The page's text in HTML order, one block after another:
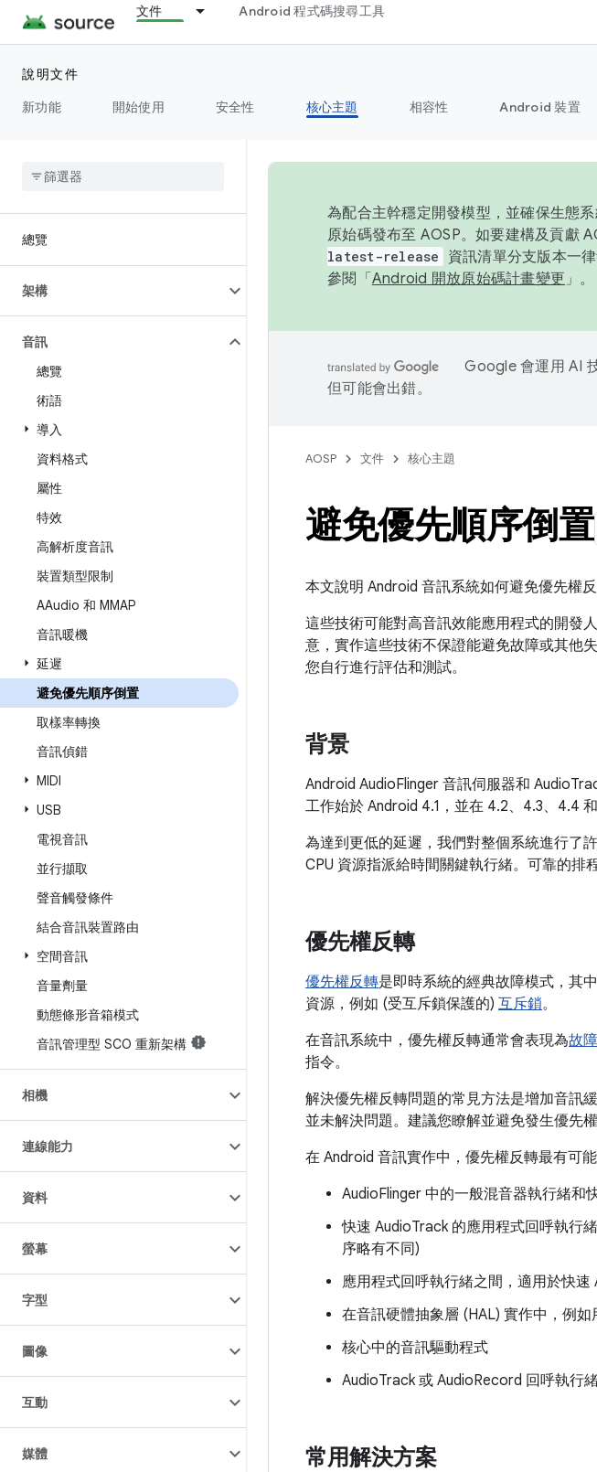
文件 Android 程式碼搜尋工具
說明文件
新功能
開始使用 安全性 核心主題 相容性 Android 裝置
總覽
架構
音訊
總覽
術語
導入
資料格式
屬性
特效
高解析度音訊
裝置類型限制
AAudio 和 MMAP
音訊暖機
延遲
避免優先順序倒置
取樣率轉換
音訊偵錯
MIDI
USB
電視音訊
並行擷取
聲音觸發條件
結合音訊裝置路由
空間音訊
音量劑量
動態條形音箱模式
音訊管理型 SCO 重新架構
相機
連線能力
資料
螢幕
字型
圖像
互動
媒體
為配合主幹穩定開發模型，並確保生態
原始碼發布至 AOSP。如要建構及貢獻
latest-release
資訊清單分支版本一
參閱「 Android 開放原始碼計畫變更 」。
Google 會運用 AI
但可能會出錯。
AOSP 文件 核心主題
避免優先順序倒置
本文說明 Android 音訊系統如何避免優先權
這些技術可能對高音訊效能應用程式的開發
意，實作這些技術不保證能避免故障或其他
您自行進行評估和測試。
背景
Android AudioFlinger 音訊伺服器和
工作始於 Android 4.1，並在 4.2、4.3、4.4
為達到更低的延遲，我們對整個系統進行了
CPU 資源指派給時間關鍵執行緒。可靠的排
優先權反轉
優先權反轉是即時系統的經典故障模式，其
資源，例如 (受互斥鎖保護的) 互斥鎖。
在音訊系統中，優先權反轉通常會表現為故障
指令。
解決優先權反轉問題的常見方法是增加音訊
並未解決問題。建議您瞭解並避免發生優先權
在 Android 音訊實作中，優先權反轉最有可
AudioFlinger 中的一般混音器執行緒和
快速 AudioTrack 的應用程式回呼執行
序略有不同)
應用程式回呼執行緒之間，適用於快
在音訊硬體抽象層 (HAL) 實作中，例
核心中的音訊驅動程式
AudioTrack 或 AudioRecord 回呼執行
常用解決方案